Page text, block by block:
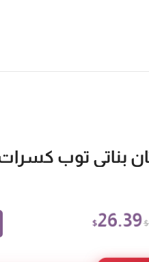
بناتي توب كسرات
$
$26.39